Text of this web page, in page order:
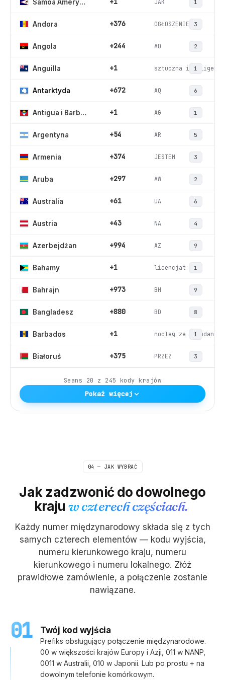
Samoa Amerykańskie JAK 1
Andora +376 OGŁOSZENIE 3
Angola +244 AO 2
Anguilla +1 sztuczna 1
Antarktyda +672 AQ 6
Antigua i Barbuda +1 AG 1
Argentyna +54 AR 5
Armenia +374 JESTEM 3
Aruba +297 AW 2
Australia +61 UA 6
Austria +43 NA 4
Azerbejdżan +994 AZ 9
Bahamy +1 licencjat 1
Bahrajn +973 BH 9
Bangladesz +880 BD 8
Barbados +1 nocleg ze śniadaniem
1
Białoruś +375 PRZEZ 3
Seans 20 z 245 kody krajów
Pokaż więcej
04 — JAK WYBRAĆ
Jak zadzwonić do dowolnego
krajuw czterech częściach.
Każdy numer międzynarodowy składa się z tych
samych czterech elementów — kodu wyjścia,
numeru kierunkowego kraju, numeru
kierunkowego i numeru lokalnego. Złóż
prawidłowe zamówienie, a połączenie zostanie
nawiązane.
01 Twój kod wyjścia
Prefiks obsługujący połączenie międzynarodowe.
00 w większości krajów Europy i Azji, 011 w NANP,
0011 w Australii, 010 w Japonii. Lub po prostu + na
dowolnym telefonie komórkowym.